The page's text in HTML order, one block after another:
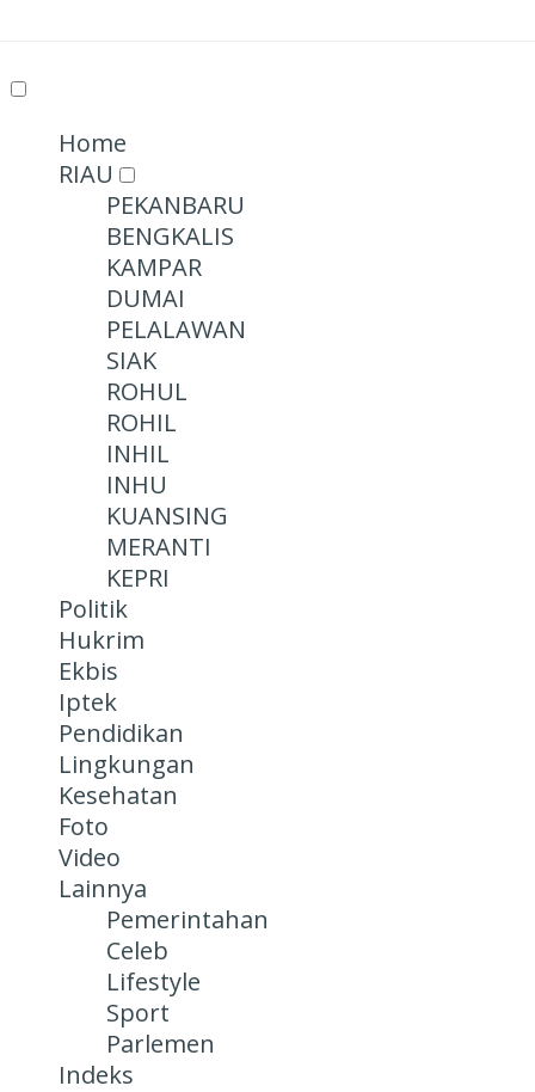
Home
RIAU
PEKANBARU
BENGKALIS
KAMPAR
DUMAI
PELALAWAN
SIAK
ROHUL
ROHIL
INHIL
INHU
KUANSING
MERANTI
KEPRI
Politik
Hukrim
Ekbis
Iptek
Pendidikan
Lingkungan
Kesehatan
Foto
Video
Lainnya
Pemerintahan
Celeb
Lifestyle
Sport
Parlemen
Indeks